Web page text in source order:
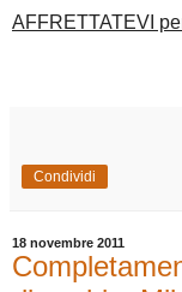
AFFRETTATEVI
Condividi
18 novembre 2011